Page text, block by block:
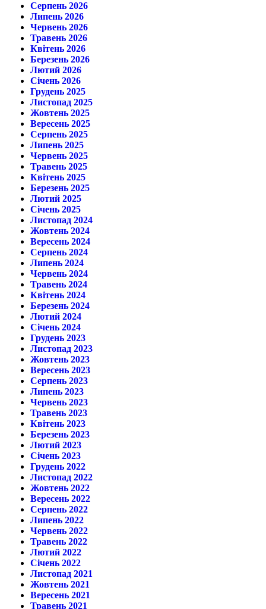
Серпень 2026
Липень 2026
Червень 2026
Травень 2026
Квітень 2026
Березень 2026
Лютий 2026
Січень 2026
Грудень 2025
Листопад 2025
Жовтень 2025
Вересень 2025
Серпень 2025
Липень 2025
Червень 2025
Травень 2025
Квітень 2025
Березень 2025
Лютий 2025
Січень 2025
Листопад 2024
Жовтень 2024
Вересень 2024
Серпень 2024
Липень 2024
Червень 2024
Травень 2024
Квітень 2024
Березень 2024
Лютий 2024
Січень 2024
Грудень 2023
Листопад 2023
Жовтень 2023
Вересень 2023
Серпень 2023
Липень 2023
Червень 2023
Травень 2023
Квітень 2023
Березень 2023
Лютий 2023
Січень 2023
Грудень 2022
Листопад 2022
Жовтень 2022
Вересень 2022
Серпень 2022
Липень 2022
Червень 2022
Травень 2022
Лютий 2022
Січень 2022
Листопад 2021
Жовтень 2021
Вересень 2021
Травень 2021